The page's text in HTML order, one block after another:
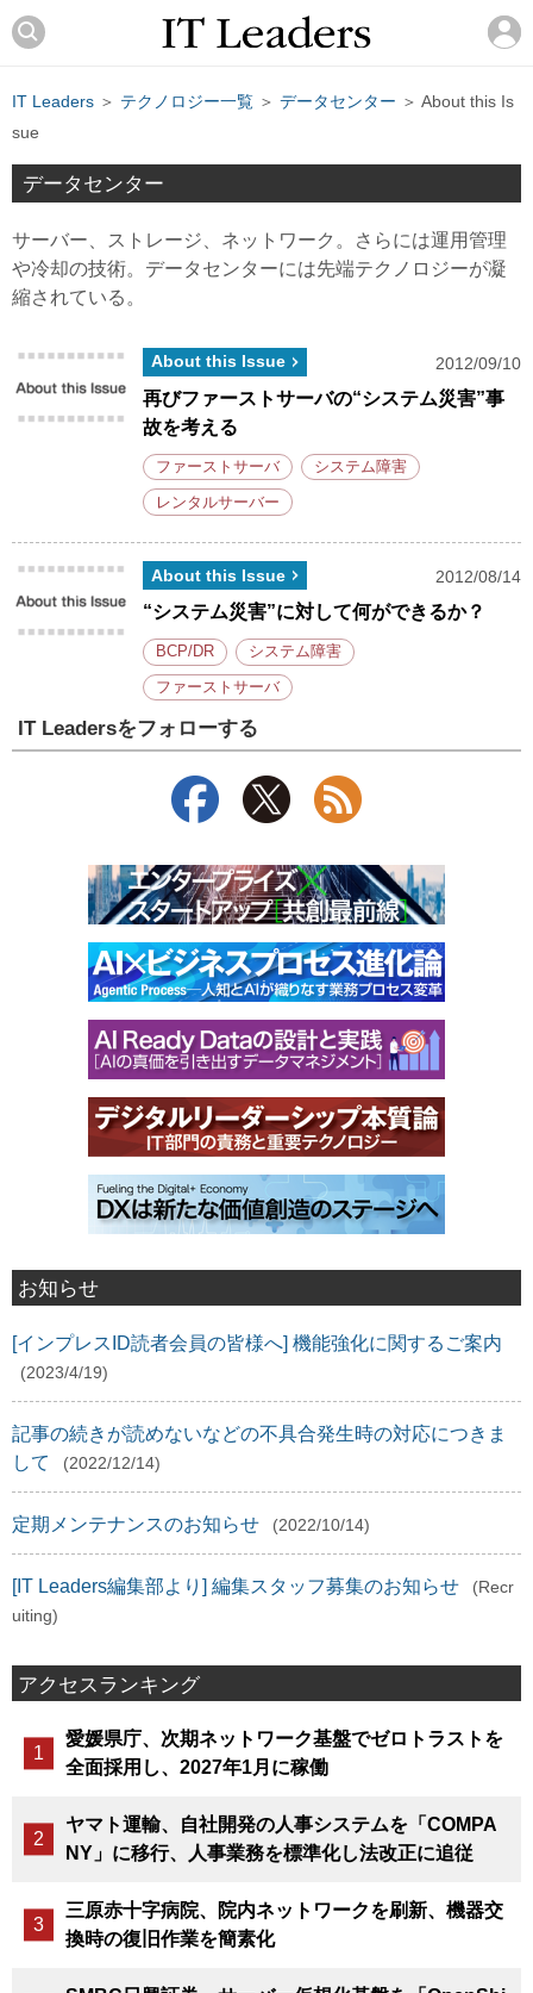
IT Leaders ＞ テクノロジー一覧 ＞ データセンター ＞ About this Is
sue
データセンター
サーバー、ストレージ、ネットワーク。さらには運用管理
や冷却の技術。データセンターには先端テクノロジーが凝
縮されている。
About this Issue 2012/09/10
再びファーストサーバの“システム災害”事
故を考える
ファーストサーバ システム障害
レンタルサーバー
About this Issue 2012/08/14
“システム災害”に対して何ができるか？
BCP/DR システム障害
ファーストサーバ
IT Leadersをフォローする
お知らせ
[インプレスID読者会員の皆様へ] 機能強化に関するご案内
(2023/4/19)
記事の続きが読めないなどの不具合発生時の対応につきま
して
(2022/12/14)
定期メンテナンスのお知らせ (2022/10/14)
[IT Leaders編集部より] 編集スタッフ募集のお知らせ
(Recr
uiting)
アクセスランキング
愛媛県庁、次期ネットワーク基盤でゼロトラストを
全面採用し、2027年1月に稼働
ヤマト運輸、自社開発の人事システムを「COMPA
NY」に移行、人事業務を標準化し法改正に追従
三原赤十字病院、院内ネットワークを刷新、機器交
換時の復旧作業を簡素化